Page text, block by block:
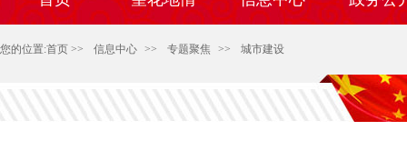
您的位置:首页 >> 信息中心 >> 专题聚焦 >> 城市建设